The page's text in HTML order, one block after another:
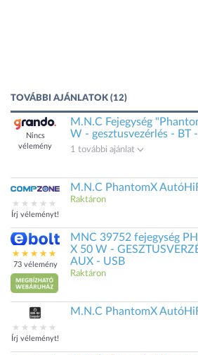
TOVÁBBI AJÁNLATOK (12)
Nincs
vélemény
M.N.C Fejegység
W - gesztusvezérlés - BT
1 további ajánlat
Írj véleményt!
M.N.C PhantomX
Raktáron
73 vélemény
MNC 39752 fejegység
X 50 W -
AUX - USB
Raktáron
Írj véleményt!
M.N.C PhantomX